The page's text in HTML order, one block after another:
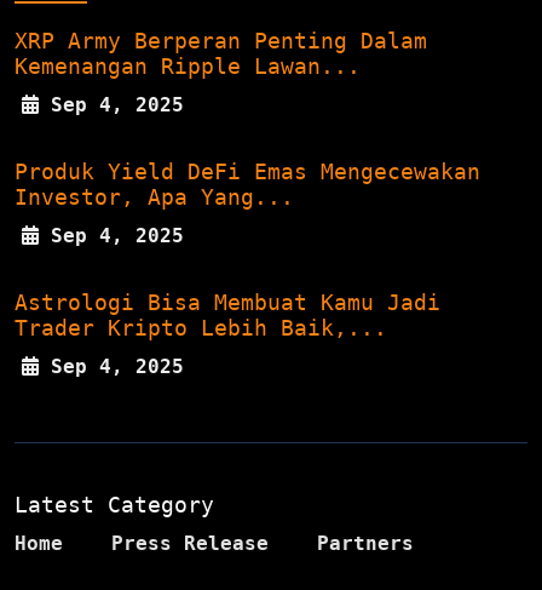
XRP Army Berperan Penting Dalam
Kemenangan Ripple Lawan...
Sep 4, 2025
Produk Yield DeFi Emas Mengecewakan
Investor, Apa Yang...
Sep 4, 2025
Astrologi Bisa Membuat Kamu Jadi
Trader Kripto Lebih Baik,...
Sep 4, 2025
Latest Category
Home Press Release Partners